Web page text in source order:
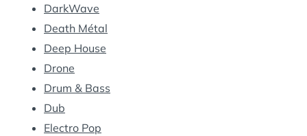
DarkWave
Death Métal
Deep House
Drone
Drum & Bass
Dub
Electro Pop